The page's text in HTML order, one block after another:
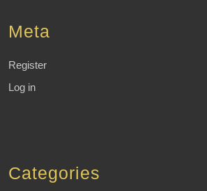
Meta
Register
Log in
Categories